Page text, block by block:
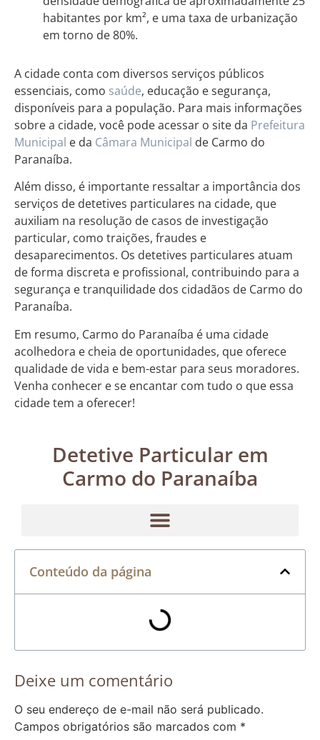
habitantes por km², e uma taxa de urbanização
em torno de 80%.
A cidade conta com diversos serviços públicos
essenciais, como saúde, educação e segurança,
disponíveis para a população. Para mais informações
sobre a cidade, você pode acessar o site da Prefeitura
Municipal e da Câmara Municipal de Carmo do
Paranaíba.
Além disso, é importante ressaltar a importância dos
serviços de detetives particulares na cidade, que
auxiliam na resolução de casos de investigação
particular, como traições, fraudes e
desaparecimentos. Os detetives particulares atuam
de forma discreta e profissional, contribuindo para a
segurança e tranquilidade dos cidadãos de Carmo do
Paranaíba.
Em resumo, Carmo do Paranaíba é uma cidade
acolhedora e cheia de oportunidades, que oferece
qualidade de vida e bem-estar para seus moradores.
Venha conhecer e se encantar com tudo o que essa
cidade tem a oferecer!
Detetive Particular em
Carmo do Paranaíba
Conteúdo da página
Deixe um comentário
O seu endereço de e-mail não será publicado.
Campos obrigatórios são marcados com *